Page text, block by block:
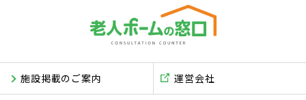
施設掲載のご案内 運営会社